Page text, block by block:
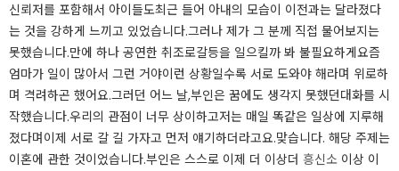
신뢰​저를 포함해서 아이들도최근 들어 아내의 모습이 이전과는 달라졌다
는 것을 강하게 느끼고 있었습니다.그러나 제가 그 분께 직접 물어보지는
못했습니다.​만에 하나 공연한 취조로갈등을 일으킬까 봐 불필요하게​요즘
엄마가 일이 많아서 그런 거야이런 상황일수록 서로 도와야 해라며 위로하
며 격려하곤 했어요.​그러던 어느 날,​부인은 꿈에도 생각지 못했던대화를 시
작했습니다.​​우리의 관점이 너무 상이하고저는 매일 똑같은 일상에 지루해
졌다며이제 서로 갈 길 가자고 먼저 얘기하더라고요.​맞습니다. 해당 주제는
이혼에 관한 것이었습니다.​부인은 스스로 이제 더 이상더 흥신소 이상 이